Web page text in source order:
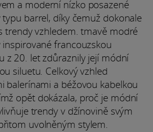
a moderní nízko posazené
barrel, díky čemuž dokonale
trendy vzhledem. tmavě modré
francouzskou
z 20. let zdůraznily její módní
siluetu. Celkový vzhled
balerínami a béžovou kabelkou
opět dokázala, proč je módní
trendy v džínovině svým
uvolněným stylem.